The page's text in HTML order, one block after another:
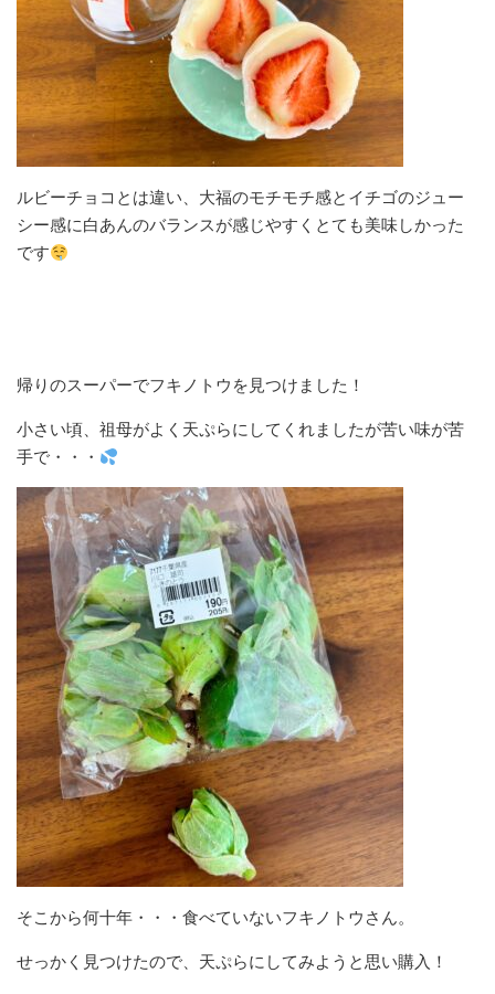
ルビーチョコとは違い、大福のモチモチ感とイチゴのジュー
シー感に白あんのバランスが感じやすくとても美味しかった
です
帰りのスーパーでフキノトウを見つけました！
小さい頃、祖母がよく天ぷらにしてくれましたが苦い味が苦
手で・・・
そこから何十年・・・食べていないフキノトウさん。
せっかく見つけたので、天ぷらにしてみようと思い購入！